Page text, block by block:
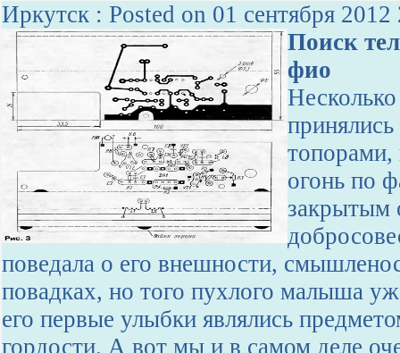
Иркутск : Posted on 01 сентября
Поиск
фио
топорами,
огонь по
закрытым
поведала о его внешности,
повадках, но того пухлого малыша
его первые улыбки являлись
гордости. А вот мы и в самом деле